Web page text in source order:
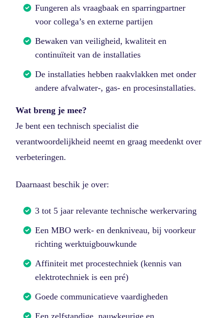
Fungeren als vraagbaak en sparringpartner
voor collega’s en externe partijen
Bewaken van veiligheid, kwaliteit en
continuïteit van de installaties
De installaties hebben raakvlakken met onder
andere afvalwater-, gas- en procesinstallaties.
Wat breng je mee?
Je bent een technisch specialist die
verantwoordelijkheid neemt en graag meedenkt over
verbeteringen.
Daarnaast beschik je over:
3 tot 5 jaar relevante technische werkervaring
Een MBO werk- en denkniveau, bij voorkeur
richting werktuigbouwkunde
Affiniteit met procestechniek (kennis van
elektrotechniek is een pré)
Goede communicatieve vaardigheden
Een zelfstandige, nauwkeurige en